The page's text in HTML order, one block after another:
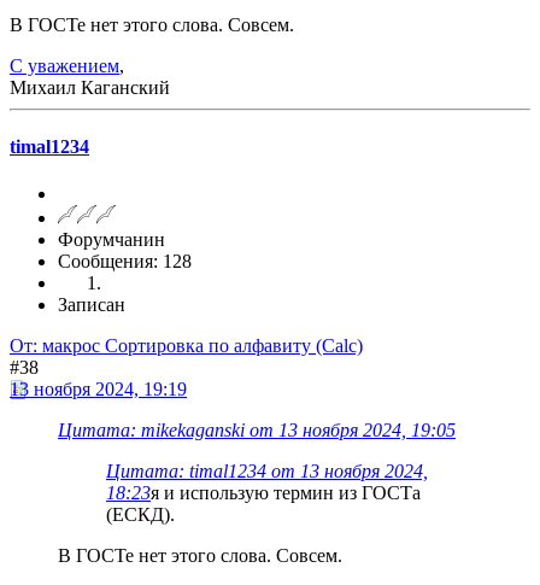
В ГОСТе нет этого слова. Совсем.
С уважением,
Михаил Каганский
timal1234
Форумчанин
Сообщения: 128
Записан
От: макрос Сортировка по алфавиту (Calc)
#38
13 ноября 2024, 19:19
Цитата: mikekaganski от 13 ноября 2024, 19:05
Цитата: timal1234 от 13 ноября 2024,
18:23я и использую термин из ГОСТа
(ЕСКД).
В ГОСТе нет этого слова. Совсем.